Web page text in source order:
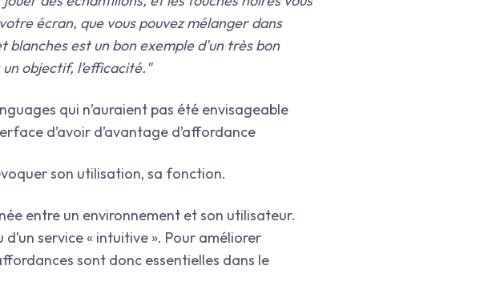
écran, que vous pouvez mélanger dans
blanches est un bon exemple d'un très bon
objectif, l’efficacité."
qui n’auraient pas été envisageable
d’avoir d’avantage d’affordance
son utilisation, sa fonction.
entre un environnement et son utilisateur.
service « intuitive ». Pour améliorer
sont donc essentielles dans le